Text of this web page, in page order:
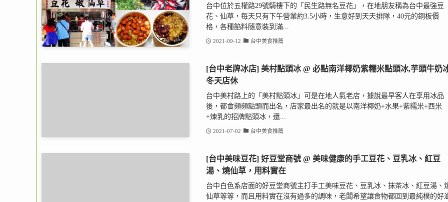
台中位於五權路29號騎樓下的「民生路無名豆花」，在地朋友稱為台中最強豆
花、仙草，每天只有下午營業約3.5小時，生意好到天天排隊，40元的銅板價
格，各種餡料隨意裝到滿...
2021-09-12 台中美食推薦
[台中老牌冰店] 美村點頭冰 @ 必點南洋椰奶紫糯米點頭冰,芋頭牛奶
冬天店休
台中美村路上的「美村點頭冰」可是在地人氣老店，據說最早客人在享用冰品
後，都會頻頻點頭而出名，店家最出名的就是以南洋椰奶+水果+紫糯米+西米
+煉乳的招牌點頭冰，還...
2021-07-02 台中美食推薦
[台中美味豆花] 好豆堂商號 @ 美味健康的手工豆花、豆乳冰、紅豆
湯、燒仙草，用料實在
台中白色系店面的好豆堂商號主打手工美味豆花、豆乳冰、抹茶冰、紅豆湯、
仙草等等，而且用料實在沒有過多的調味，老闆希望讓食物都回到最純樸的好